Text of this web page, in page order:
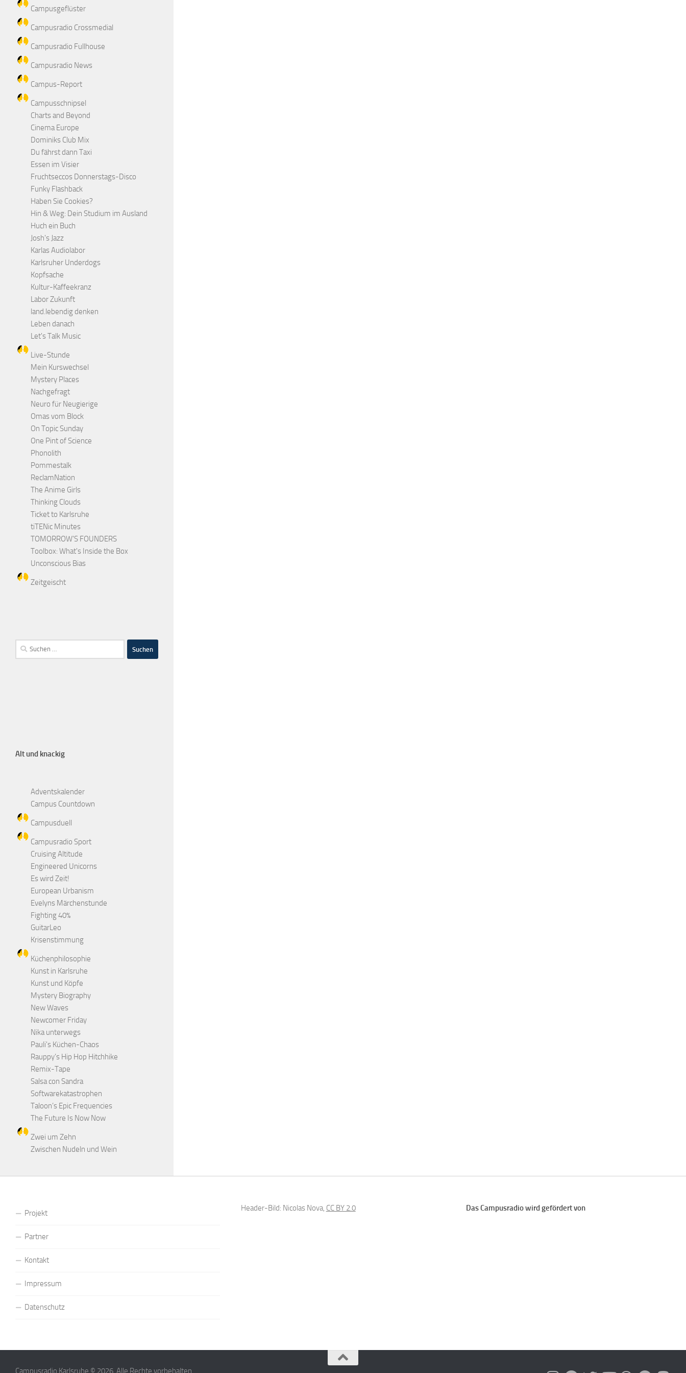
Campusgeflüster
Campusradio Crossmedial
Campusradio Fullhouse
Campusradio News
Campus-Report
Campusschnipsel
Charts and Beyond
Cinema Europe
Dominiks Club Mix
Du fährst dann Taxi
Essen im Visier
Fruchtseccos Donnerstags-Disco
Funky Flashback
Haben Sie Cookies?
Hin & Weg: Dein Studium im Ausland
Huch ein Buch
Josh's Jazz
Karlas Audiolabor
Karlsruher Underdogs
Kopfsache
Kultur-Kaffeekranz
Labor Zukunft
land.lebendig denken
Leben danach
Let's Talk Music
Live-Stunde
Mein Kurswechsel
Mystery Places
Nachgefragt
Neuro für Neugierige
Omas vom Block
On Topic Sunday
One Pint of Science
Phonolith
Pommestalk
ReclamNation
The Anime Girls
Thinking Clouds
Ticket to Karlsruhe
tiTENic Minutes
TOMORROW'S FOUNDERS
Toolbox: What's Inside the Box
Unconscious Bias
Zeitgeischt
Alt und knackig
Adventskalender
Campus Countdown
Campusduell
Campusradio Sport
Cruising Altitude
Engineered Unicorns
Es wird Zeit!
European Urbanism
Evelyns Märchenstunde
Fighting 40%
GuitarLeo
Krisenstimmung
Küchenphilosophie
Kunst in Karlsruhe
Kunst und Köpfe
Mystery Biography
New Waves
Newcomer Friday
Nika unterwegs
Pauli's Küchen-Chaos
Rauppy’s Hip Hop Hitchhike
Remix-Tape
Salsa con Sandra
Softwarekatastrophen
Taloon’s Epic Frequencies
The Future Is Now Now
Zwei um Zehn
Zwischen Nudeln und Wein
Projekt
Partner
Kontakt
Impressum
Datenschutz
Header-Bild: Nicolas Nova, CC BY 2.0 Das Campusradio wird gefördert von
Campusradio Karlsruhe © 2026. Alle Rechte vorbehalten.